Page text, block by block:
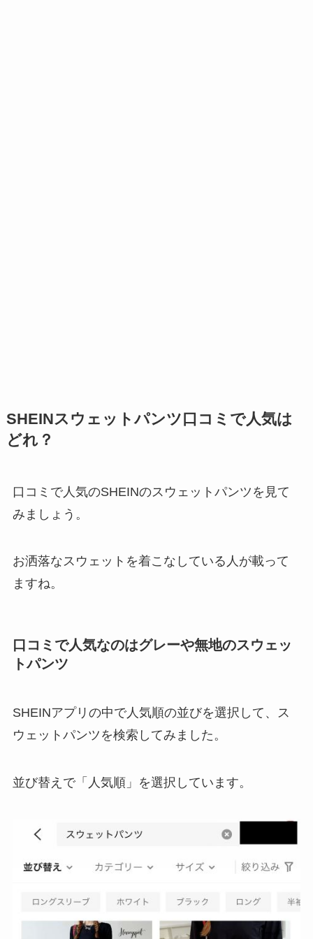
SHEINスウェットパンツ口コミで人気は
どれ？
口コミで人気のSHEINのスウェットパンツを見て
みましょう。
お洒落なスウェットを着こなしている人が載って
ますね。
口コミで人気なのはグレーや無地のスウェッ
トパンツ
SHEINアプリの中で人気順の並びを選択して、ス
ウェットパンツを検索してみました。
並び替えで「人気順」を選択しています。